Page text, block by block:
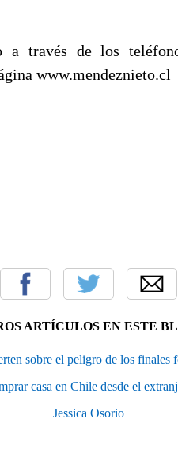
a través de los
www.mendeznieto.cl
ARTÍCULOS EN ESTE
sobre el peligro de los finales
casa en Chile desde el
Jessica Osorio